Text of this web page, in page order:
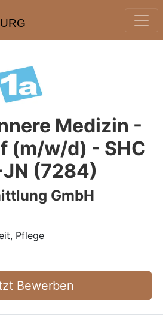
Medizin -
(m/w/d) - SHC
(7284)
GmbH
Pflege
Bewerben